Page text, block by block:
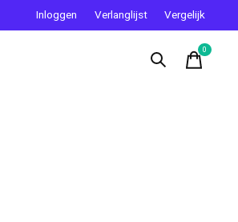
Inloggen Verlanglijst Vergelijk
0items